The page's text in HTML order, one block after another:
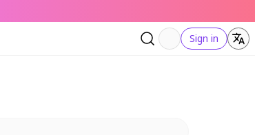
Sign in